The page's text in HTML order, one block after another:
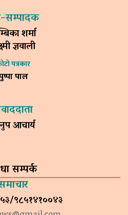
शर्मा
ज्ञवाली
पत्रकार
पाल
आचार्य
सम्पर्क
९८५१४१००४३